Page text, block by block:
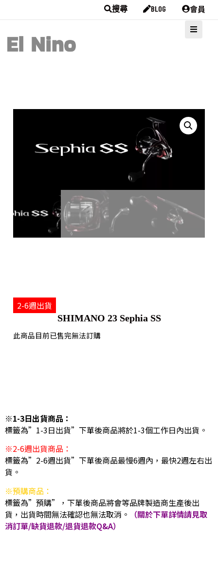
搜尋 BLOG 會員
2-6週出貨
SHIMANO 23 Sephia SS
此商品目前已售完無法訂購
※1-3日出貨商品：
標籤為”1-3日出貨”下單後商品將於1-3個工作日內出貨。
※2-6週出貨商品：
標籤為”2-6週出貨”下單後商品最慢6週內，最快2週左右出
貨。
※預購商品：
標籤為”預購”，下單後商品將會等品牌製造商生產後出
貨，出貨時間無法確認也無法取消。
（關於下單詳情請見取
消訂單/缺貨退款/退貨退款Q&A）